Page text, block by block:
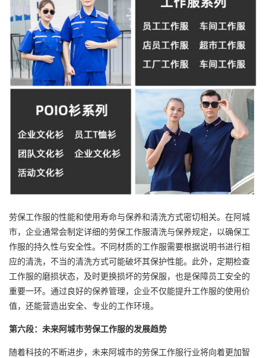
劳保工作服的性能和使用寿命与保养和清洗方式密切相关。在阿城
市，企业通常会制定详细的劳保工作服清洗与保养规定，以确保工
作服的持久性与安全性。不同材质的工作服需要根据说明书进行相
应的清洗，不当的清洗方式可能破坏其保护性能。此外，定期检查
工作服的磨损状态，及时更换损坏的劳保服，也是保障员工安全的
重要一环。通过良好的保养管理，企业不仅能提升工作服的使用价
值，还能营造出安全、专业的工作环境。
第六段：未来阿城市劳保工作服的发展趋势
随着科技的不断进步，未来阿城市的劳保工作服行业将向着更加智